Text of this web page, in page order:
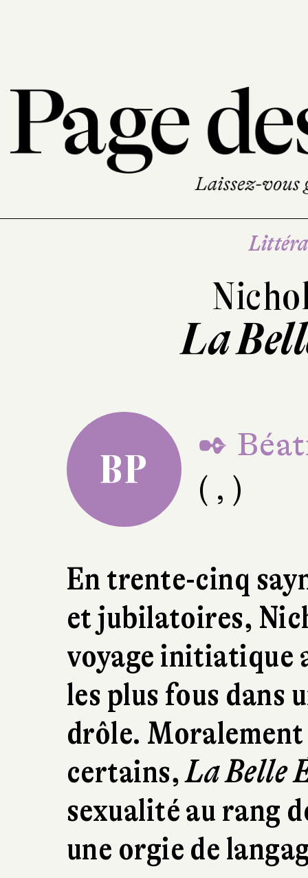
La
BP
✒
( , )
En trente-cinq
et jubilatoires,
voyage initiatique
les plus fous dans
drôle.
certains,La Belle
sexualité au rang
une orgie de